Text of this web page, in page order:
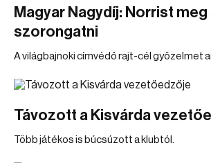
Magyar Nagydíj: Norrist
szorongatni
A világbajnoki címvédő rajt-cél győzelmet
Távozott a Kisvárda
Több játékos is búcsúzott a klubtól.